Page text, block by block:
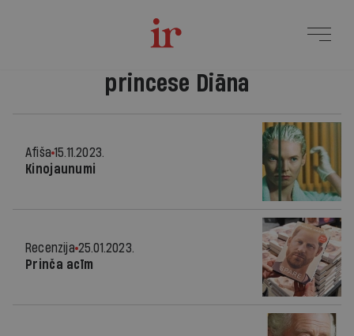
princese Diāna
Afiša 15.11.2023.
Kinojaunumi
Recenzija 25.01.2023.
Prinča acīm